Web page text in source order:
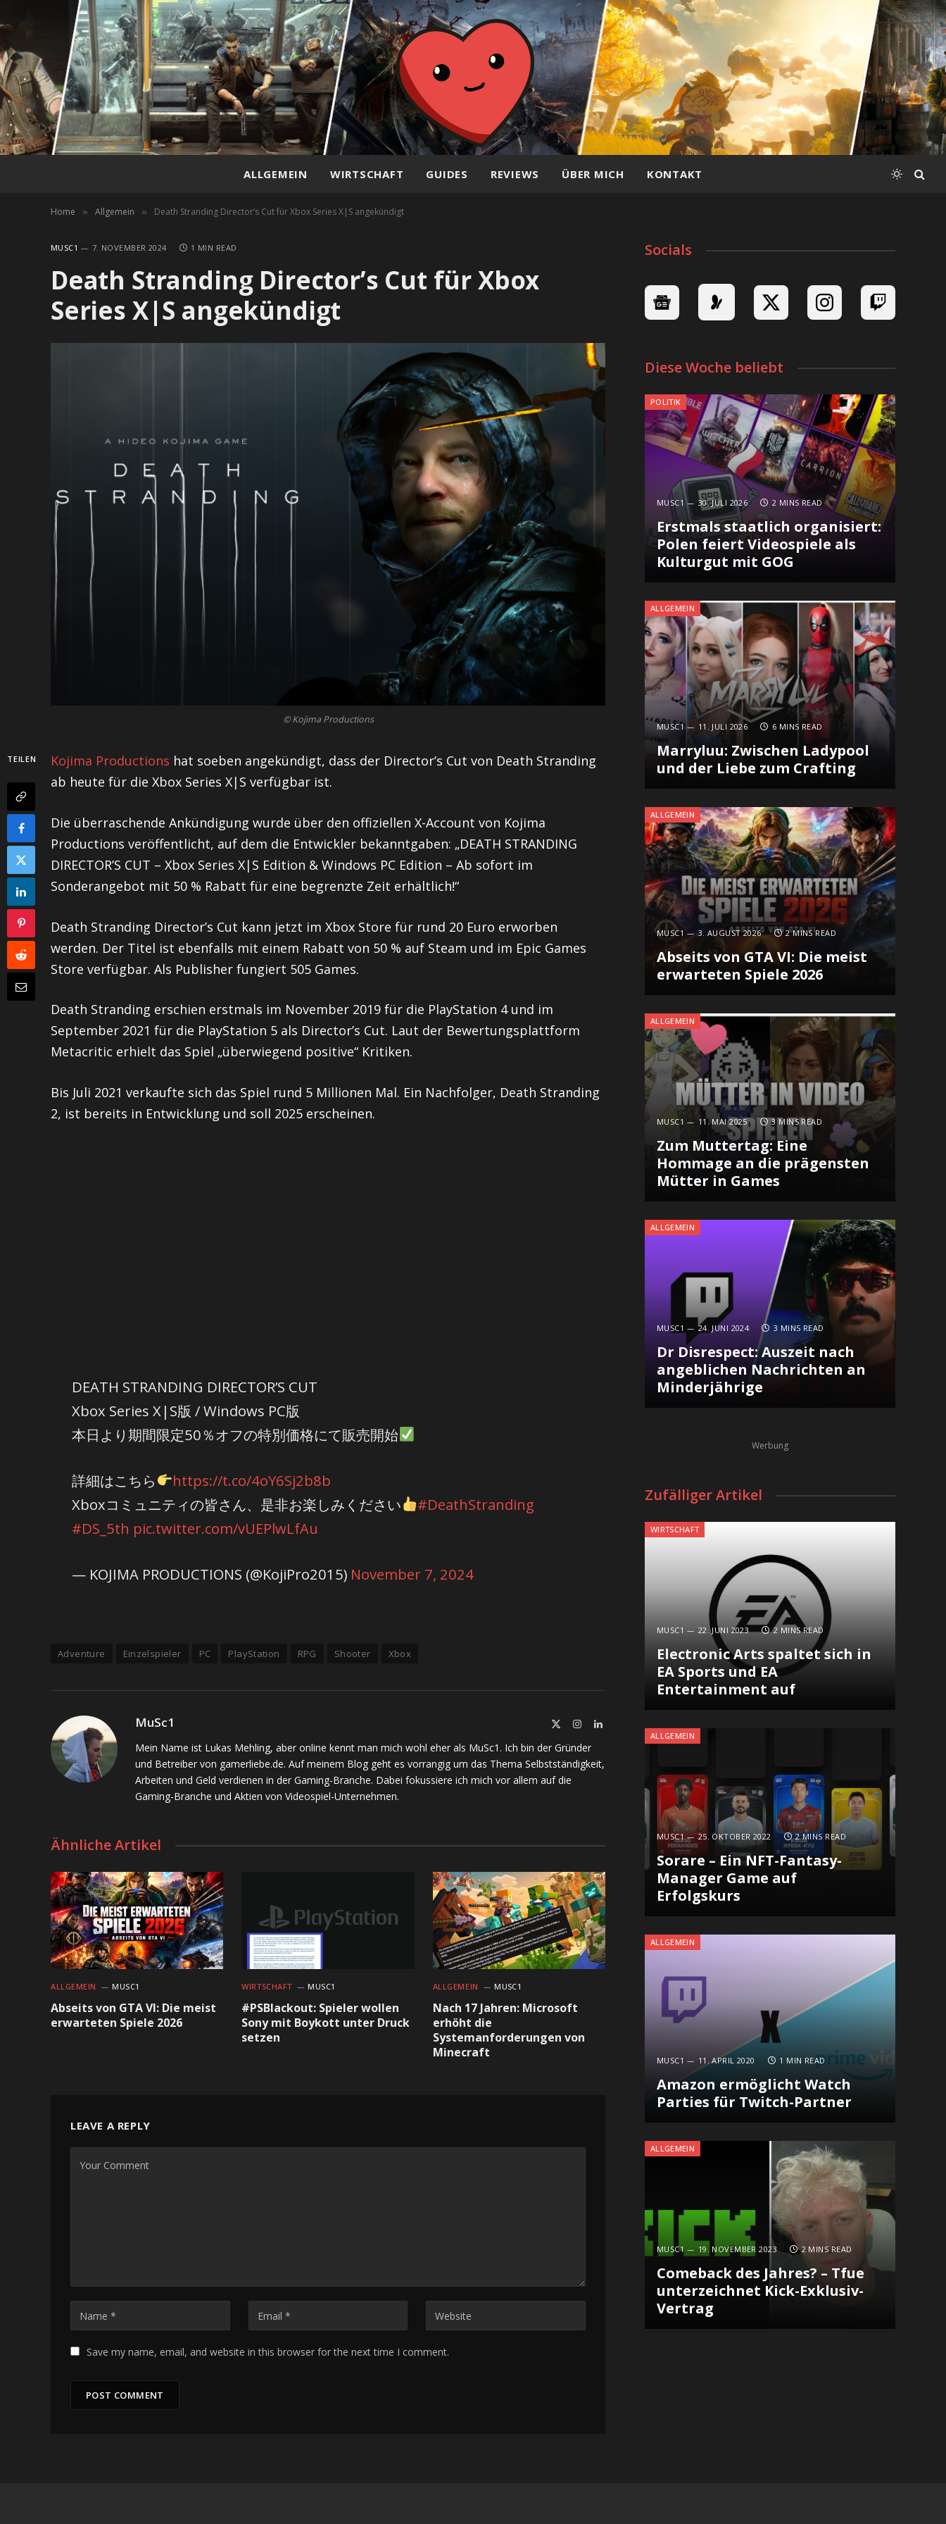
ALLGEMEIN WIRTSCHAFT GUIDES REVIEWS ÜBER MICH KONTAKT
Home » Allgemein » Death Stranding Director’s Cut für Xbox Series X|S angekündigt
MUSC1 7. NOVEMBER 2024 1 MIN READ
Death Stranding Director’s Cut für Xbox
Series X|S angekündigt
© Kojima Productions
TEILEN Kojima Productions hat soeben angekündigt, dass der Director’s Cut von Death Stranding
ab heute für die Xbox Series X|S verfügbar ist.
Die überraschende Ankündigung wurde über den offiziellen X-Account von Kojima
Productions veröffentlicht, auf dem die Entwickler bekanntgaben: „DEATH STRANDING
DIRECTOR’S CUT – Xbox Series X|S Edition & Windows PC Edition – Ab sofort im
Sonderangebot mit 50 % Rabatt für eine begrenzte Zeit erhältlich!“
Death Stranding Director’s Cut kann jetzt im Xbox Store für rund 20 Euro erworben
werden. Der Titel ist ebenfalls mit einem Rabatt von 50 % auf Steam und im Epic Games
Store verfügbar. Als Publisher fungiert 505 Games.
Death Stranding erschien erstmals im November 2019 für die PlayStation 4 und im
September 2021 für die PlayStation 5 als Director’s Cut. Laut der Bewertungsplattform
Metacritic erhielt das Spiel „überwiegend positive“ Kritiken.
Bis Juli 2021 verkaufte sich das Spiel rund 5 Millionen Mal. Ein Nachfolger, Death Stranding
2, ist bereits in Entwicklung und soll 2025 erscheinen.
DEATH STRANDING DIRECTOR’S CUT
Xbox Series X|S版 / Windows PC版
本日より期間限定50％オフの特別価格にて販売開始
詳細はこちら
https://t.co/4oY6Sj2b8b
Xboxコミュニティの皆さん、是非お楽しみください
#DeathStranding
#DS_5th pic.twitter.com/vUEPlwLfAu
— KOJIMA PRODUCTIONS (@KojiPro2015) November 7, 2024
Adventure Einzelspieler PC PlayStation RPG Shooter Xbox
MuSc1 InstagramLinkedIn
Mein Name ist Lukas Mehling, aber online kennt man mich wohl eher als MuSc1. Ich bin der Gründer
und Betreiber von gamerliebe.de. Auf meinem Blog geht es vorrangig um das Thema Selbstständigkeit,
Arbeiten und Geld verdienen in der Gaming-Branche. Dabei fokussiere ich mich vor allem auf die
Gaming-Branche und Aktien von Videospiel-Unternehmen.
Ähnliche Artikel
ALLGEMEIN MUSC1
Abseits von GTA VI: Die meist
erwarteten Spiele 2026
WIRTSCHAFT MUSC1
#PSBlackout: Spieler wollen
Sony mit Boykott unter Druck
setzen
ALLGEMEIN MUSC1
Nach 17 Jahren: Microsoft
erhöht die
Systemanforderungen von
Minecraft
LEAVE A REPLY
Save my name, email, and website in this browser for the next time I comment.
Socials
Diese Woche beliebt
POLITIK
MUSC1 30. JULI 2026 2 MINS READ
Erstmals staatlich organisiert:
Polen feiert Videospiele als
Kulturgut mit GOG
ALLGEMEIN
MUSC1 11. JULI 2026 6 MINS READ
Marryluu: Zwischen Ladypool
und der Liebe zum Crafting
ALLGEMEIN
MUSC1 3. AUGUST 2026 2 MINS READ
Abseits von GTA VI: Die meist
erwarteten Spiele 2026
ALLGEMEIN
MUSC1 11. MAI 2025 3 MINS READ
Zum Muttertag: Eine
Hommage an die prägensten
Mütter in Games
ALLGEMEIN
MUSC1 24. JUNI 2024 3 MINS READ
Dr Disrespect: Auszeit nach
angeblichen Nachrichten an
Minderjährige
Werbung
Zufälliger Artikel
WIRTSCHAFT
MUSC1 22. JUNI 2023 2 MINS READ
Electronic Arts spaltet sich in
EA Sports und EA
Entertainment auf
ALLGEMEIN
MUSC1 25. OKTOBER 2022 2 MINS READ
Sorare – Ein NFT-Fantasy-
Manager Game auf
Erfolgskurs
ALLGEMEIN
MUSC1 11. APRIL 2020 1 MIN READ
Amazon ermöglicht Watch
Parties für Twitch-Partner
ALLGEMEIN
MUSC1 19. NOVEMBER 2023 2 MINS READ
Comeback des Jahres? – Tfue
unterzeichnet Kick-Exklusiv-
Vertrag